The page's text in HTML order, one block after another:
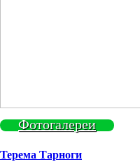
Фотогалереи
Терема Тарноги